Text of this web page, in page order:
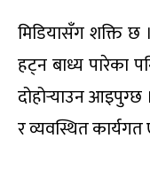
मिडियासँग शक्ति छ
हट्न बाध्य पारेका
दोहोर्‍याउन
र व्यवस्थित